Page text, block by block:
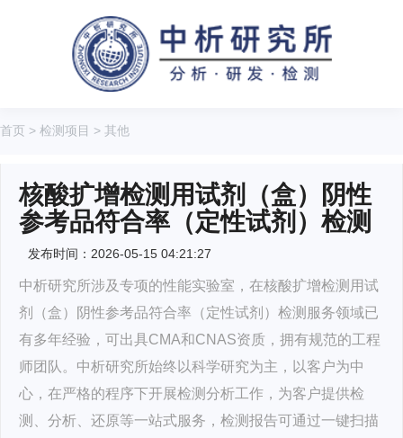
首页 > 检测项目 > 其他
核酸扩增检测用试剂（盒）阴性
参考品符合率（定性试剂）检测
发布时间：2026-05-15 04:21:27
中析研究所涉及专项的性能实验室，在核酸扩增检测用试
剂（盒）阴性参考品符合率（定性试剂）检测服务领域已
有多年经验，可出具CMA和CNAS资质，拥有规范的工程
师团队。中析研究所始终以科学研究为主，以客户为中
心，在严格的程序下开展检测分析工作，为客户提供检
测、分析、还原等一站式服务，检测报告可通过一键扫描